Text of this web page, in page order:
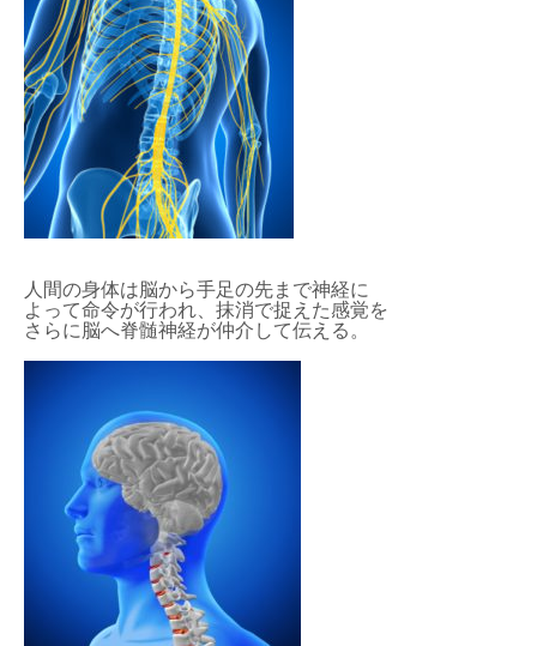
人間の身体は脳から手足の先まで神経に
よって命令が行われ、抹消で捉えた感覚を
さらに脳へ脊髄神経が仲介して伝える。